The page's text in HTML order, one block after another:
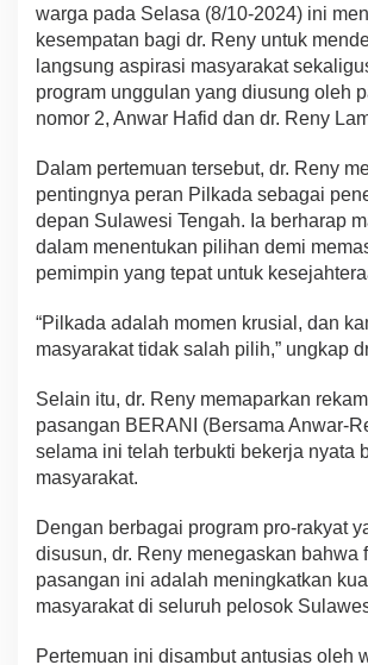
warga pada Selasa (8/10-2024) ini
kesempatan bagi dr. Reny untuk
langsung aspirasi masyarakat
program unggulan yang diusung oleh
nomor 2, Anwar Hafid dan dr. Reny
Dalam pertemuan tersebut, dr. Reny
pentingnya peran Pilkada sebagai
depan Sulawesi Tengah. Ia berharap
dalam menentukan pilihan demi
pemimpin yang tepat untuk
“Pilkada adalah momen krusial, dan
masyarakat tidak salah pilih,” ungkap
Selain itu, dr. Reny memaparkan
pasangan BERANI (Bersama Anwar-
selama ini telah terbukti bekerja nyata
masyarakat.
Dengan berbagai program pro-rakyat
disusun, dr. Reny menegaskan bahwa
pasangan ini adalah meningkatkan
masyarakat di seluruh pelosok
Pertemuan ini disambut antusias oleh